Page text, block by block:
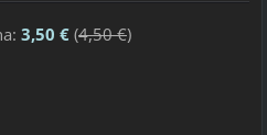
3,50 €(4,50 €)